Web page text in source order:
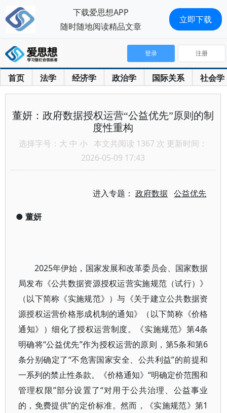
首页 法学 经济学 政治学 国际关系 社会学
登录 注册
董妍：政府数据授权运营“公益优先”原则的制
度性重构
选择字号： 大 中 小 本文共阅读 1367 次 更新时间：
2026-05-09 17:43
进入专题：政府数据 公益优先
● 董妍
2025年伊始，国家发展和改革委员会、国家数据
局发布《公共数据资源授权运营实施规范（试行）》
（以下简称《实施规范》）与《关于建立公共数据资
源授权运营价格形成机制的通知》（以下简称《价格
通知》）细化了授权运营制度。《实施规范》第4条
明确将“公益优先”作为授权运营的原则，第5条和第6
条分别确定了“不危害国家安全、公共利益”的前提和
一系列的禁止性条款。《价格通知》“明确定价范围和
管理权限”部分设置了“对用于公共治理、公益事业
的，免费提供”的定价标准。然而，《实施规范》第1
下载爱思想APP
随时随地阅读精品文章
立即下载